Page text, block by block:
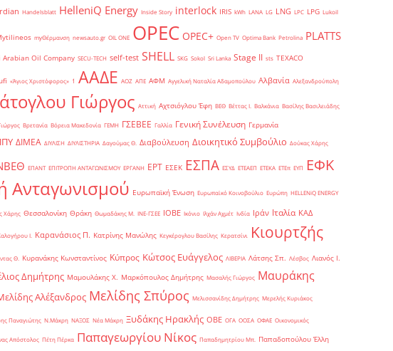
Handelsblatt HelleniQ Energy Inside Story interlock IRIS kWh LANA LG LNG LPC LPG Lukoil
myΘέρμανση newsauto.gr OIL ONE OPEC OPEC+ Open TV Optima Bank Petrolina PLATTS
Arabian Oil Company SECU-TECH self-test SHELL SKG Sokol Sri Lanka Stage II sts TEXACO
«Άγιος Χριστόφορος» ΄1 ΑΑΔΕ ΑΟΖ ΑΠΕ ΑΦΜ Αγγελική Ναταλία Αδαμοπούλου Αλβανία Αλεξανδρούπολη
Γιώργος Αττική Αχτσιόγλου Έφη ΒΕΘ Βέττας Ι. Βαλκάνια Βασίλης Βασιλειάδης
Βρετανία Βόρεια Μακεδονία ΓΕΜΗ ΓΣΕΒΕΕ Γαλλία Γενική Συνέλευση Γερμανία
ΔΙΜΕΑ ΔΙΥΛΙΣΗ ΔΙΥΛΙΣΤΗΡΙΑ Δαγούμας Θ. Διαβούλευση Διοικητικό Συμβούλιο Δούκας Χάρης
ΕΠΑΝΤ ΕΠΙΤΡΟΠΗ ΑΝΤΑΓΩΝΙΣΜΟΥ ΕΡΓΑΝΗ ΕΡΤ ΕΣΕΚ ΕΣΠΑ ΕΣΥΔ ΕΤΕΑΕΠ ΕΤΕΚΑ ΕΤΕπ ΕΥΠ ΕΦΚ
Ανταγωνισμού Ευρωπαϊκή Ένωση Ευρωπαϊκό Κοινοβούλιο Ευρώπη ΗELLENiQ ENERGY
Χάρης Θεσσαλονίκη Θράκη Θωμαδάκης Μ. ΙΝΕ-ΓΣΕΕ ΙΟΒΕ Ικόνιο Ιλχάν Αχμέτ Ινδία Ιράν Ιταλία ΚΑΔ
Ι. Καρανάσιος Π. Κατρίνης Μανώλης Κεγκέρογλου Βασίλης Κερατσίνι
Κιουρτζής
Θ. Κυρανάκης Κωνσταντίνος Κύπρος Κώτσος Ευάγγελος ΛΙΒΕΡΙΑ Λάτσης Σπ. Λέσβος Λιανός Ι.
Δημήτρης Μαμουλάκης Χ. Μαρκόπουλος Δημήτρης Μασαλής Γιώργος Μαυράκης
Αλέξανδρος Μελίδης Σπύρος Μελισσανίδης Δημήτρης Μερελής Κυριάκος
Παναγιώτης Ν.Μάκρη ΝΑΞΟΣ Νέα Μάκρη Ξυδάκης Ηρακλής ΟΒΕ ΟΓΑ ΟΟΣΑ ΟΦΑΕ Οικονομικός
Απόστολος Πέτη Πέρκα Παπαγεωργίου Νίκος Παπαδημητρίου Μπ. Παπαδοπούλου Έλλη